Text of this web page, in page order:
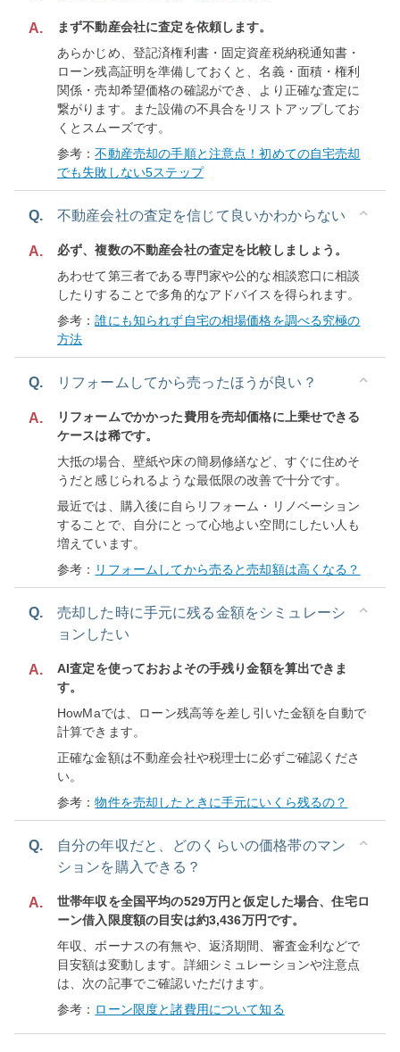
A.
まず不動産会社に査定を依頼します。
あらかじめ、登記済権利書・固定資産税納税通知書・
ローン残高証明を準備しておくと、名義・面積・権利
関係・売却希望価格の確認ができ、より正確な査定に
繋がります。また設備の不具合をリストアップしてお
くとスムーズです。
参考：不動産売却の手順と注意点！初めての自宅売却
でも失敗しない5ステップ
Q. 不動産会社の査定を信じて良いかわからない
A.
必ず、複数の不動産会社の査定を比較しましょう。
あわせて第三者である専門家や公的な相談窓口に相談
したりすることで多角的なアドバイスを得られます。
参考：誰にも知られず自宅の相場価格を調べる究極の
方法
Q. リフォームしてから売ったほうが良い？
A.
リフォームでかかった費用を売却価格に上乗せできる
ケースは稀です。
大抵の場合、壁紙や床の簡易修繕など、すぐに住めそ
うだと感じられるような最低限の改善で十分です。
最近では、購入後に自らリフォーム・リノベーション
することで、自分にとって心地よい空間にしたい人も
増えています。
参考： リフォームしてから売ると売却額は高くなる？
Q.
売却した時に手元に残る金額をシミュレーシ
ョンしたい
A.
AI査定を使っておおよその手残り金額を算出できま
す。
HowMaでは、ローン残高等を差し引いた金額を自動で
計算できます。
正確な金額は不動産会社や税理士に必ずご確認くださ
い。
参考：物件を売却したときに手元にいくら残るの？
Q.
自分の年収だと、どのくらいの価格帯のマン
ションを購入できる？
A.
世帯年収を全国平均の529万円と仮定した場合、住宅ロ
ーン借入限度額の目安は約3,436万円です。
年収、ボーナスの有無や、返済期間、審査金利などで
目安額は変動します。詳細シミュレーションや注意点
は、次の記事でご確認いただけます。
参考： ローン限度と諸費用について知る